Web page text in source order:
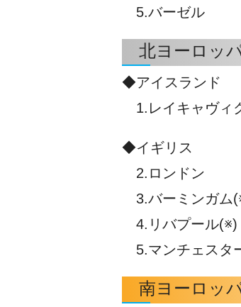
5.バーゼル
北ヨーロッパ
◆アイスランド
1.レイキャヴィ
◆イギリス
2.ロンドン
3.バーミンガム
4.リバプール(※)
5.マンチェスタ
南ヨーロッパ